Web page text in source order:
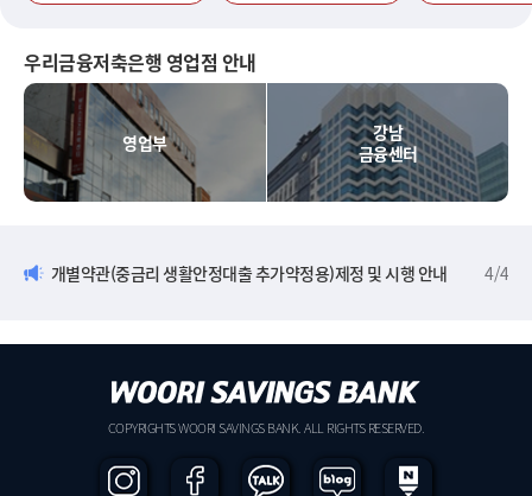
우리금융저축은행 영업점 안내
영업부
강남
금융센터
개별약관(중금리 생활안정대출 추가약정용)제정 및 시행 안내 4/4
COPYRIGHTS WOORI SAVINGS BANK. ALL RIGHTS RESERVED.